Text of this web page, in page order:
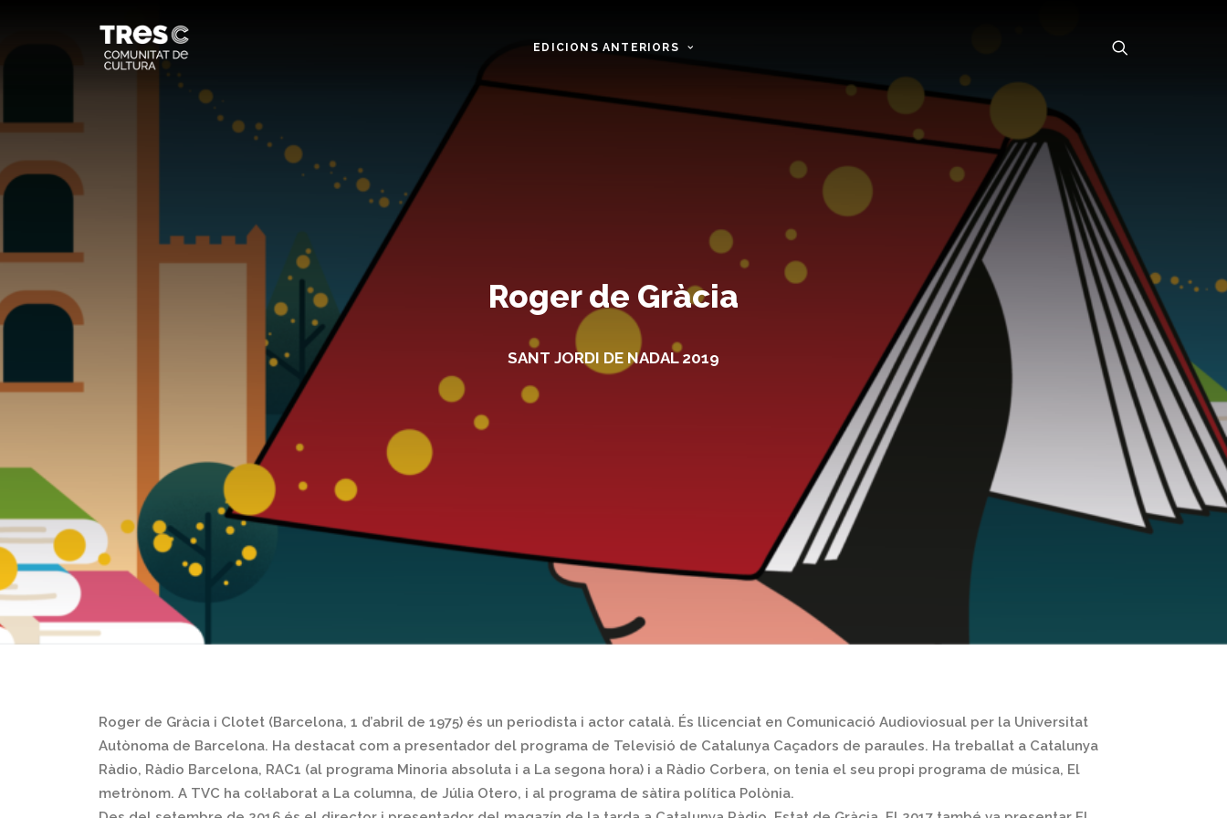
EDICIONS ANTERIORS
Roger de Gràcia
SANT JORDI DE NADAL 2019
Roger de Gràcia i Clotet (Barcelona, 1 d’abril de 1975) és un periodista i actor català. És llicenciat en Comunicació Audioviosual per la Universitat
Autònoma de Barcelona. Ha destacat com a presentador del programa de Televisió de Catalunya Caçadors de paraules. Ha treballat a Catalunya
Ràdio, Ràdio Barcelona, RAC1 (al programa Minoria absoluta i a La segona hora) i a Ràdio Corbera, on tenia el seu propi programa de música, El
metrònom. A TVC ha col·laborat a La columna, de Júlia Otero, i al programa de sàtira política Polònia.